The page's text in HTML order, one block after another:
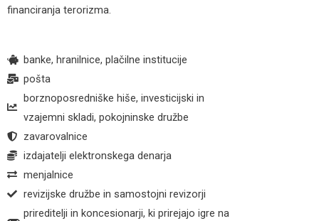
financiranja terorizma.
banke, hranilnice, plačilne institucije
pošta
borznoposredniške hiše, investicijski in
vzajemni skladi, pokojninske družbe
zavarovalnice
izdajatelji elektronskega denarja
menjalnice
revizijske družbe in samostojni revizorji
prireditelji in koncesionarji, ki prirejajo igre na